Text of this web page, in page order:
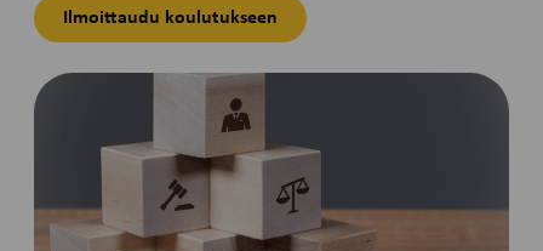
Ilmoittaudu koulutukseen